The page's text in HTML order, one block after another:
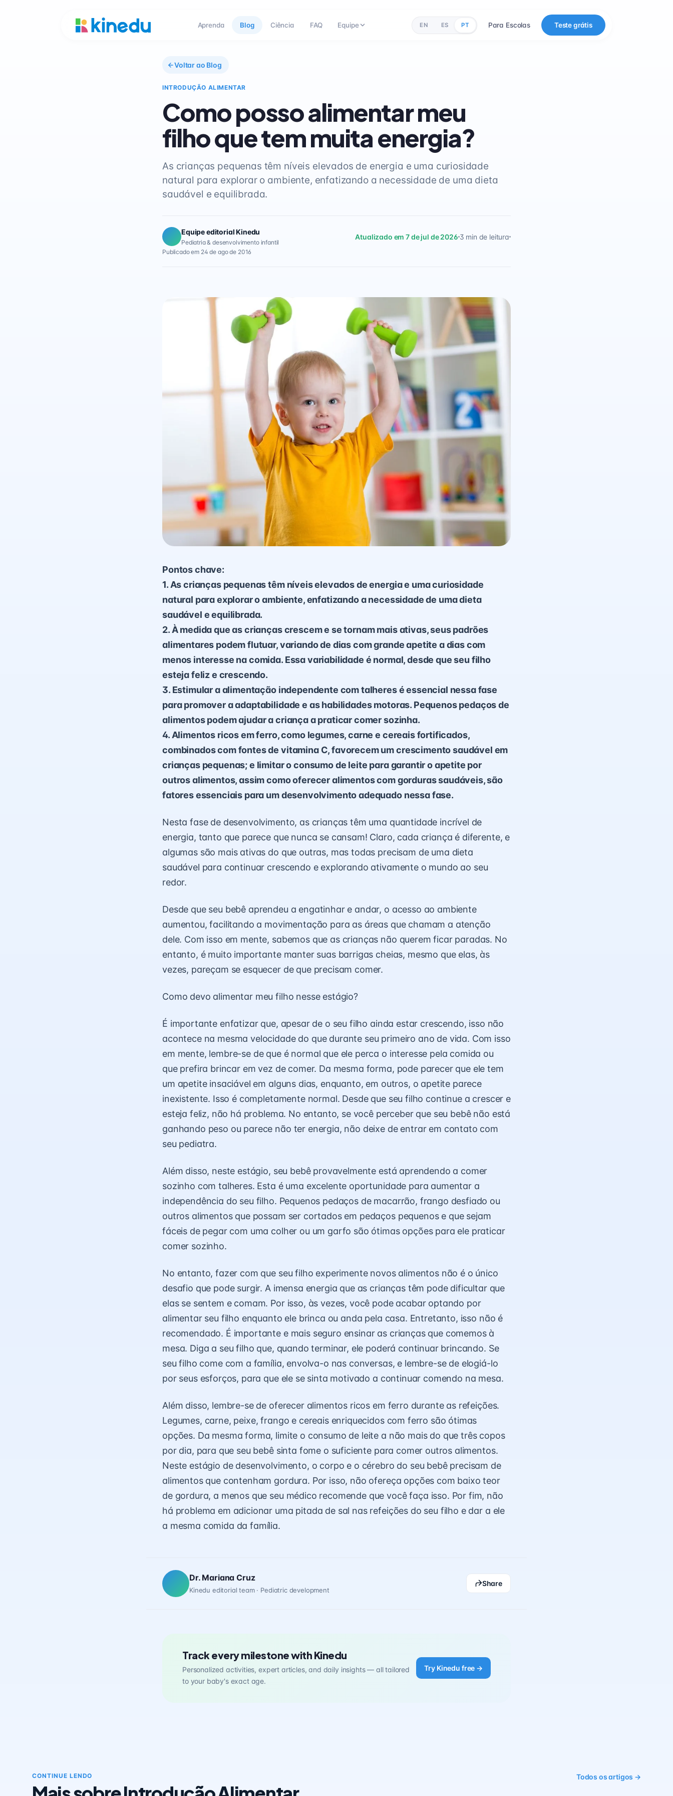
Aprenda Blog Ciência FAQ Equipe EN ES PT Para Escolas Teste grátis
Voltar ao Blog
INTRODUÇÃO ALIMENTAR
Como posso alimentar meu
filho que tem muita energia?
As crianças pequenas têm níveis elevados de energia e uma curiosidade
natural para explorar o ambiente, enfatizando a necessidade de uma dieta
saudável e equilibrada.
Equipe editorial Kinedu
Pediatria & desenvolvimento infantil
Atualizado em 7 de jul de 2026 3 min de leitura
Publicado em 24 de ago de 2016
Pontos chave:
1. As crianças pequenas têm níveis elevados de energia e uma curiosidade
natural para explorar o ambiente, enfatizando a necessidade de uma dieta
saudável e equilibrada.
2. À medida que as crianças crescem e se tornam mais ativas, seus padrões
alimentares podem flutuar, variando de dias com grande apetite a dias com
menos interesse na comida. Essa variabilidade é normal, desde que seu filho
esteja feliz e crescendo.
3. Estimular a alimentação independente com talheres é essencial nessa fase
para promover a adaptabilidade e as habilidades motoras. Pequenos pedaços de
alimentos podem ajudar a criança a praticar comer sozinha.
4. Alimentos ricos em ferro, como legumes, carne e cereais fortificados,
combinados com fontes de vitamina C, favorecem um crescimento saudável em
crianças pequenas; e limitar o consumo de leite para garantir o apetite por
outros alimentos, assim como oferecer alimentos com gorduras saudáveis, são
fatores essenciais para um desenvolvimento adequado nessa fase.
Nesta fase de desenvolvimento, as crianças têm uma quantidade incrível de
energia, tanto que parece que nunca se cansam! Claro, cada criança é diferente, e
algumas são mais ativas do que outras, mas todas precisam de uma dieta
saudável para continuar crescendo e explorando ativamente o mundo ao seu
redor.
Desde que seu bebê aprendeu a engatinhar e andar, o acesso ao ambiente
aumentou, facilitando a movimentação para as áreas que chamam a atenção
dele. Com isso em mente, sabemos que as crianças não querem ficar paradas. No
entanto, é muito importante manter suas barrigas cheias, mesmo que elas, às
vezes, pareçam se esquecer de que precisam comer.
Como devo alimentar meu filho nesse estágio?
É importante enfatizar que, apesar de o seu filho ainda estar crescendo, isso não
acontece na mesma velocidade do que durante seu primeiro ano de vida. Com isso
em mente, lembre-se de que é normal que ele perca o interesse pela comida ou
que prefira brincar em vez de comer. Da mesma forma, pode parecer que ele tem
um apetite insaciável em alguns dias, enquanto, em outros, o apetite parece
inexistente. Isso é completamente normal. Desde que seu filho continue a crescer e
esteja feliz, não há problema. No entanto, se você perceber que seu bebê não está
ganhando peso ou parece não ter energia, não deixe de entrar em contato com
seu pediatra.
Além disso, neste estágio, seu bebê provavelmente está aprendendo a comer
sozinho com talheres. Esta é uma excelente oportunidade para aumentar a
independência do seu filho. Pequenos pedaços de macarrão, frango desfiado ou
outros alimentos que possam ser cortados em pedaços pequenos e que sejam
fáceis de pegar com uma colher ou um garfo são ótimas opções para ele praticar
comer sozinho.
No entanto, fazer com que seu filho experimente novos alimentos não é o único
desafio que pode surgir. A imensa energia que as crianças têm pode dificultar que
elas se sentem e comam. Por isso, às vezes, você pode acabar optando por
alimentar seu filho enquanto ele brinca ou anda pela casa. Entretanto, isso não é
recomendado. É importante e mais seguro ensinar as crianças que comemos à
mesa. Diga a seu filho que, quando terminar, ele poderá continuar brincando. Se
seu filho come com a família, envolva-o nas conversas, e lembre-se de elogiá-lo
por seus esforços, para que ele se sinta motivado a continuar comendo na mesa.
Além disso, lembre-se de oferecer alimentos ricos em ferro durante as refeições.
Legumes, carne, peixe, frango e cereais enriquecidos com ferro são ótimas
opções. Da mesma forma, limite o consumo de leite a não mais do que três copos
por dia, para que seu bebê sinta fome o suficiente para comer outros alimentos.
Neste estágio de desenvolvimento, o corpo e o cérebro do seu bebê precisam de
alimentos que contenham gordura. Por isso, não ofereça opções com baixo teor
de gordura, a menos que seu médico recomende que você faça isso. Por fim, não
há problema em adicionar uma pitada de sal nas refeições do seu filho e dar a ele
a mesma comida da família.
Dr. Mariana Cruz
Kinedu editorial team · Pediatric development
Share
Track every milestone with Kinedu
Personalized activities, expert articles, and daily insights — all tailored
to your baby's exact age.
Try Kinedu free →
CONTINUE LENDO Todos os artigos →